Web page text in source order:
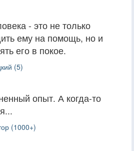
- это не только
ему на помощь, но и
его в покое.
(5)
опыт. А когда-то
(1000+)